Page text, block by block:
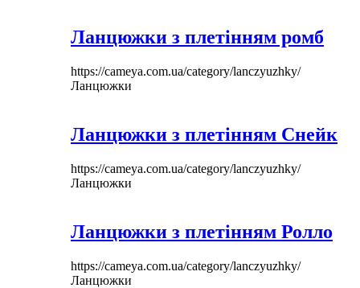
Ланцюжки з плетінням ромб
https://cameya.com.ua/category/lanczyuzhky/
Ланцюжки
Ланцюжки з плетінням Снейк
https://cameya.com.ua/category/lanczyuzhky/
Ланцюжки
Ланцюжки з плетінням Ролло
https://cameya.com.ua/category/lanczyuzhky/
Ланцюжки